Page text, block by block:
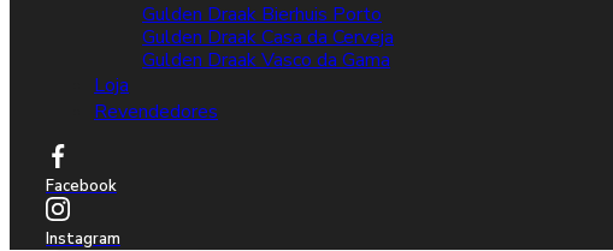
Gulden Draak Bierhuis Porto
Gulden Draak Casa da Cerveja
Gulden Draak Vasco da Gama
Loja
Revendedores
Facebook
Instagram